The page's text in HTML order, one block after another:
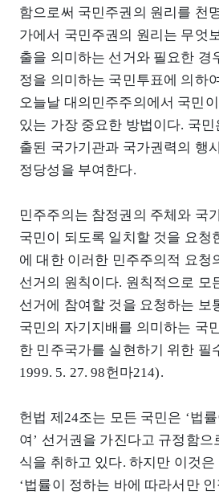
함으로써 국민주권의 원리를 천
가에서 국민주권의 원리는 무엇
출을 의미하는 선거와 필요한 경
정을 의미하는 국민투표에 의하
오늘날 대의민주주의에서 국민
있는 가장 중요한 방법이다. 국
출된 국가기관과 국가권력의 행
정당성을 부여한다.
민주주의는 참정권의 주체와 국
국민이 되도록 일치할 것을 요청
에 대한 이러한 민주주의적 요청
선거의 원칙이다. 원칙적으로 모
선거에 참여할 것을 요청하는 보
국민의 자기지배를 의미하는 국
한 민주국가를 실현하기 위한 필
1999. 5. 27. 98헌마214).
헌법 제24조는 모든 국민은 ‘법
여’ 선거권을 가진다고 규정함으
식을 취하고 있다. 하지만 이것은
‘법률이 정하는 바에 따라서만